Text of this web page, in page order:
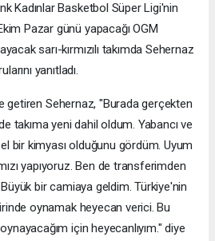
Kadınlar Basketbol Süper Ligi'nin
Pazar günü yapacağı OGM
sarı-kırmızılı takımda Sehernaz
yanıtladı.
getiren Sehernaz, "Burada gerçekten
takıma yeni dahil oldum. Yabancı ve
bir kimyası olduğunu gördüm. Uyum
yapıyoruz. Ben de transferimden
Büyük bir camiaya geldim. Türkiye'nin
oynamak heyecan verici. Bu
için heyecanlıyım." diye